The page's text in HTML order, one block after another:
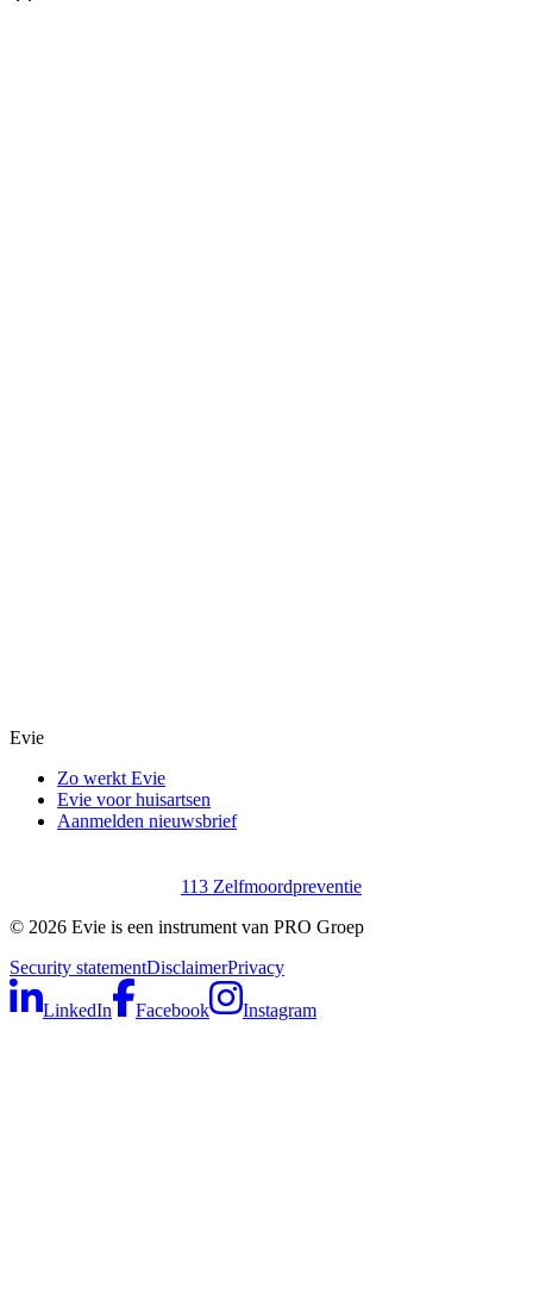
Evie
Zo werkt Evie
Evie voor huisartsen
Aanmelden nieuwsbrief
113 Zelfmoordpreventie
© 2026 Evie is een instrument van PRO Groep
Security statementDisclaimerPrivacy
LinkedIn Facebook Instagram